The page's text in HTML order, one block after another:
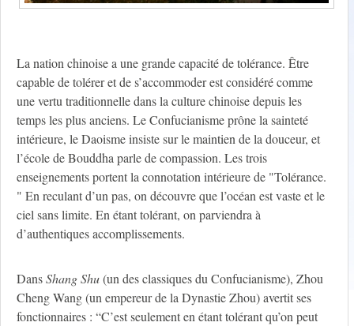
La nation chinoise a une grande capacité de tolérance. Être
capable de tolérer et de s’accommoder est considéré comme
une vertu traditionnelle dans la culture chinoise depuis les
temps les plus anciens. Le Confucianisme prône la sainteté
intérieure, le Daoisme insiste sur le maintien de la douceur, et
l’école de Bouddha parle de compassion. Les trois
enseignements portent la connotation intérieure de "Tolérance.
" En reculant d’un pas, on découvre que l’océan est vaste et le
ciel sans limite. En étant tolérant, on parviendra à
d’authentiques accomplissements.
DansShang Shu(un des classiques du Confucianisme), Zhou
Cheng Wang (un empereur de la Dynastie Zhou) avertit ses
fonctionnaires : “C’est seulement en étant tolérant qu’on peut